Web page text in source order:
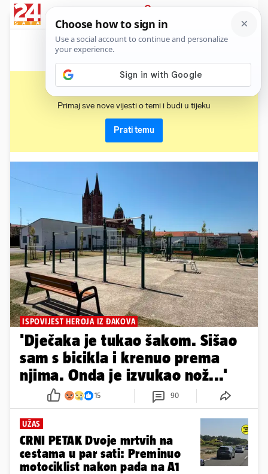
PRIJAVA
News
đakovo
Primaj sve nove vijesti o temi i budi u tijeku
Prati temu
ISPOVIJEST HEROJA IZ ĐAKOVA
'Dječaka je tukao šakom. Sišao
sam s bicikla i krenuo prema
njima. Onda je izvukao nož...'
15 90
UŽAS
CRNI PETAK Dvoje mrtvih na
cestama u par sati: Preminuo
motociklist nakon pada na A1